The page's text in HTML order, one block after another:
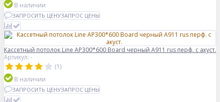
В наличии
ЗАПРОСИТЬ ЦЕНУЗАПРОС ЦЕНЫ
Кассетный потолок Line AP300*600 Board черный А911 rus перф. с акуст.
Артикул: -
(1)
В наличии
ЗАПРОСИТЬ ЦЕНУЗАПРОС ЦЕНЫ